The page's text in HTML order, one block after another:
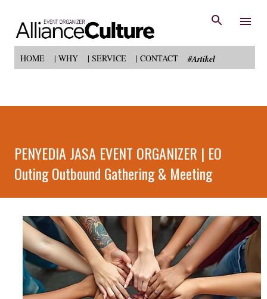
HOME | WHY | SERVICE | CONTACT #Artikel
PENYEDIA JASA EVENT ORGANIZER | EO
Outing Outbound Gathering & Meeting